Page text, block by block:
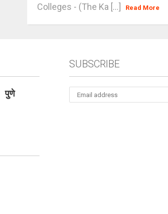
Colleges - (The Ka [...]
Read More
पुणे
SUBSCRIBE